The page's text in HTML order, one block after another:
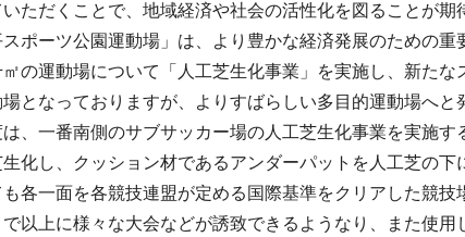
ただくことで、地域経済や社会の活性化を図ることが期
ポーツ公園運動場」は、より豊かな経済発展のための重
の運動場について「人工芝生化事業」を実施し、新たな
となっておりますが、よりすばらしい多目的運動場へ
、一番南側のサブサッカー場の人工芝生化事業を実施
化し、クッション材であるアンダーパットを人工芝の
各一面を各競技連盟が定める国際基準をクリアした競
以上に様々な大会などが誘致できるようなり、また使